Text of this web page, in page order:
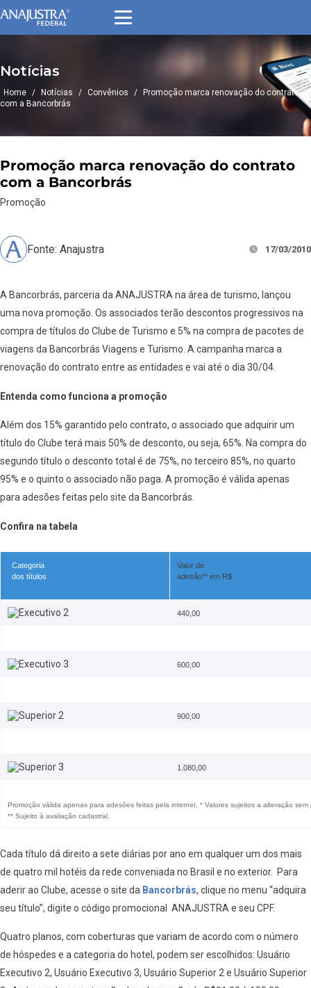
Notícias
Home / Notícias / Convênios /
Promoção marca renovação do contrato
com a Bancorbrás
Promoção marca renovação do contrato
com a Bancorbrás
Promoção
Fonte: Anajustra 17/03/2010
A Bancorbrás, parceria da ANAJUSTRA na área de turismo, lançou
uma nova promoção. Os associados terão descontos progressivos na
compra de títulos do Clube de Turismo e 5% na compra de pacotes de
viagens da Bancorbrás Viagens e Turismo. A campanha marca a
renovação do contrato entre as entidades e vai até o dia 30/04.
Entenda como funciona a promoção
Além dos 15% garantido pelo contrato, o associado que adquirir um
título do Clube terá mais 50% de desconto, ou seja, 65%. Na compra do
segundo título o desconto total é de 75%, no terceiro 85%, no quarto
95% e o quinto o associado não paga. A promoção é válida apenas
para adesões feitas pelo site da Bancorbrás.
Confira na tabela
Categoria
dos títulos
Valor de
adesão** em R$
440,00
600,00
900,00
1.080,00
Promoção válida apenas para adesões feitas pela internet. * Valores sujeitos a alteração sem
** Sujeito à avaliação cadastral.
Cada título dá direito a sete diárias por ano em qualquer um dos mais
de quatro mil hotéis da rede conveniada no Brasil e no exterior. Para
aderir ao Clube, acesse o site da Bancorbrás, clique no menu “adquira
seu título”, digite o código promocional ANAJUSTRA e seu CPF.
Quatro planos, com coberturas que variam de acordo com o número
de hóspedes e a categoria do hotel, podem ser escolhidos: Usuário
Executivo 2, Usuário Executivo 3, Usuário Superior 2 e Usuário Superior